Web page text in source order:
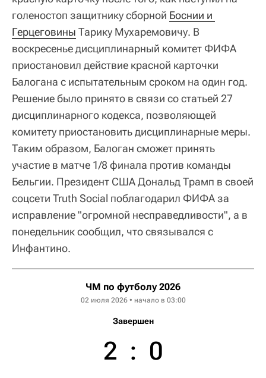
голеностоп защитнику сборной Боснии и
Герцеговины Тарику Мухаремовичу. В
воскресенье дисциплинарный комитет ФИФА
приостановил действие красной карточки
Балогана с испытательным сроком на один год.
Решение было принято в связи со статьей 27
дисциплинарного кодекса, позволяющей
комитету приостановить дисциплинарные меры.
Таким образом, Балоган сможет принять
участие в матче 1/8 финала против команды
Бельгии. Президент США Дональд Трамп в своей
соцсети Truth Social поблагодарил ФИФА за
исправление "огромной несправедливости", а в
понедельник сообщил, что связывался с
Инфантино.
ЧМ по футболу 2026
02 июля 2026 • начало в 03:00
Завершен
2 : 0